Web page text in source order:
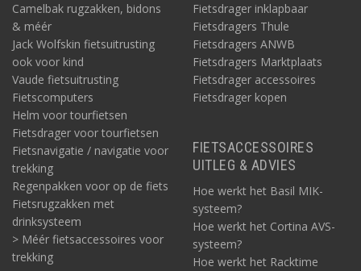
Camelbak rugzakken, bidons
& méér
Jack Wolfskin fietsuitrusting
ook voor kind
Vaude fietsuitrusting
Fietscomputers
Helm voor tourfietsen
Fietsdrager voor tourfietsen
Fietsnavigatie / navigatie voor
trekking
Regenpakken voor op de fiets
Fietsrugzakken met
drinksysteem
> Méér fietsaccessoires voor
trekking
Fietsdrager inklapbaar
Fietsdragers Thule
Fietsdragers ANWB
Fietsdragers Marktplaats
Fietsdrager accessoires
Fietsdrager kopen
FIETSACCESSOIRES
UITLEG & ADVIES
Hoe werkt het Basil MIK-
systeem?
Hoe werkt het Cortina AVS-
systeem?
Hoe werkt het Racktime